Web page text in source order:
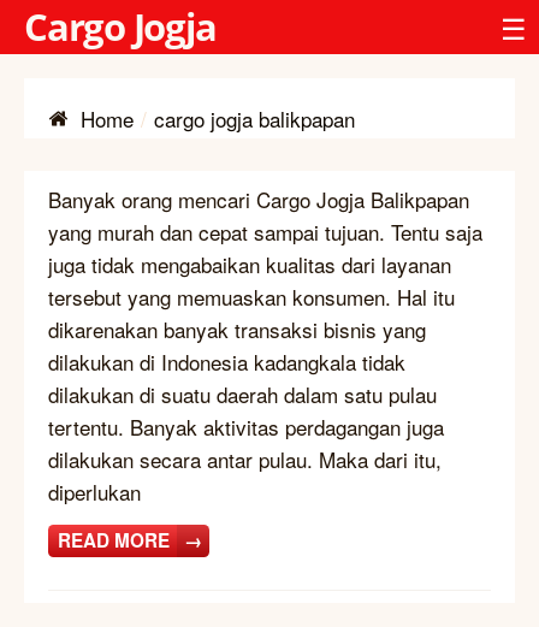
Cargo Jogja ☰
Home cargo jogja balikpapan
Banyak orang mencari Cargo Jogja Balikpapan
yang murah dan cepat sampai tujuan. Tentu saja
juga tidak mengabaikan kualitas dari layanan
tersebut yang memuaskan konsumen. Hal itu
dikarenakan banyak transaksi bisnis yang
dilakukan di Indonesia kadangkala tidak
dilakukan di suatu daerah dalam satu pulau
tertentu. Banyak aktivitas perdagangan juga
dilakukan secara antar pulau. Maka dari itu,
diperlukan
READ MORE →